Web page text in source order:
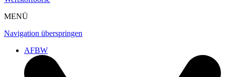
MENÜ
Navigation überspringen
AFBW